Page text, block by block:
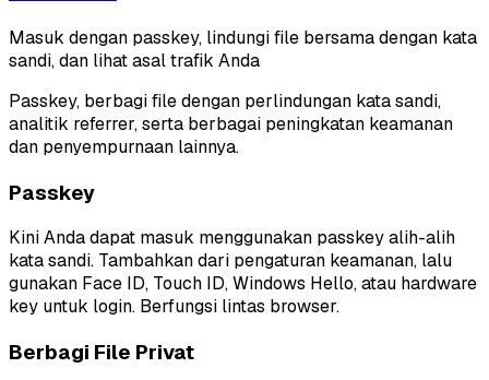
Masuk dengan passkey, lindungi file bersama dengan kata
sandi, dan lihat asal trafik Anda
Passkey, berbagi file dengan perlindungan kata sandi,
analitik referrer, serta berbagai peningkatan keamanan
dan penyempurnaan lainnya.
Passkey
Kini Anda dapat masuk menggunakan passkey alih-alih
kata sandi. Tambahkan dari pengaturan keamanan, lalu
gunakan Face ID, Touch ID, Windows Hello, atau hardware
key untuk login. Berfungsi lintas browser.
Berbagi File Privat